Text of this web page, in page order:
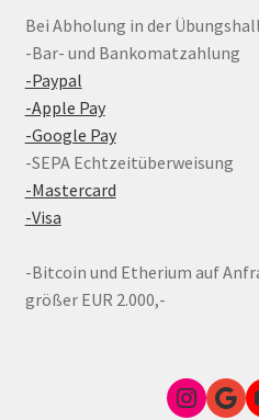
Bei Abholung in der
-Bar- und Bankomatzahlung
-Paypal
-Apple Pay
-Google Pay
-SEPA Echtzeitüberweisung
-Mastercard
-Visa
-Bitcoin und Etherium auf
größer EUR 2.000,-
Google Link zum